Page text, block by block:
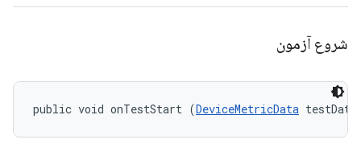
شروع آزمون
public void onTestStart (DeviceMetricData